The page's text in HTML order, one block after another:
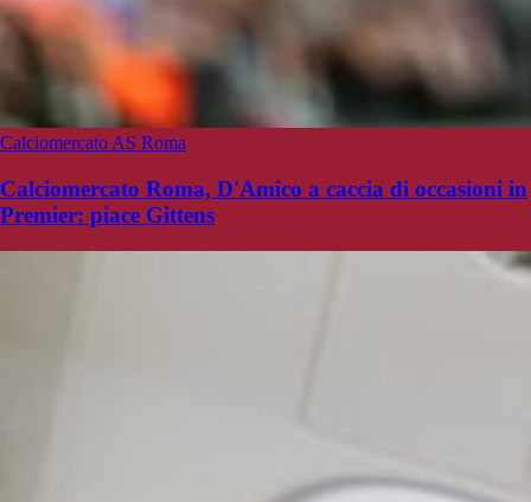
Calciomercato AS Roma
Calciomercato Roma, D'Amico a caccia di occasioni in
Premier: piace Gittens